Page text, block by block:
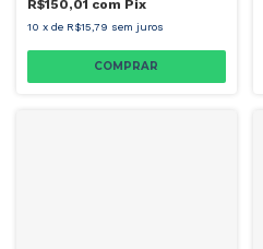
R$150,01 com Pix
10 x de R$15,79 sem juros